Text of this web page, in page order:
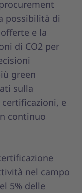
possibilità di
e la
di CO2 per
green
sulla
e
continuo
nel campo
5% delle